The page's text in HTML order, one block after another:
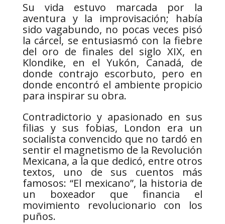
Su vida estuvo marcada por la
aventura y la improvisación; había
sido vagabundo, no pocas veces pisó
la cárcel, se entusiasmó con la fiebre
del oro de finales del siglo XIX, en
Klondike, en el Yukón, Canadá, de
donde contrajo escorbuto, pero en
donde encontró el ambiente propicio
para inspirar su obra.
Contradictorio y apasionado en sus
filias y sus fobias, London era un
socialista convencido que no tardó en
sentir el magnetismo de la Revolución
Mexicana, a la que dedicó, entre otros
textos, uno de sus cuentos más
famosos: “El mexicano”, la historia de
un boxeador que financia el
movimiento revolucionario con los
puños.